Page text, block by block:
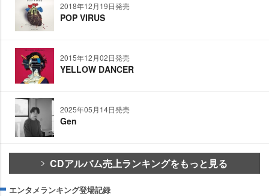
2018年12月19日発売
POP VIRUS
2015年12月02日発売
YELLOW DANCER
2025年05月14日発売
Gen
CDアルバム売上ランキングをもっと見る
エンタメランキング登場記録